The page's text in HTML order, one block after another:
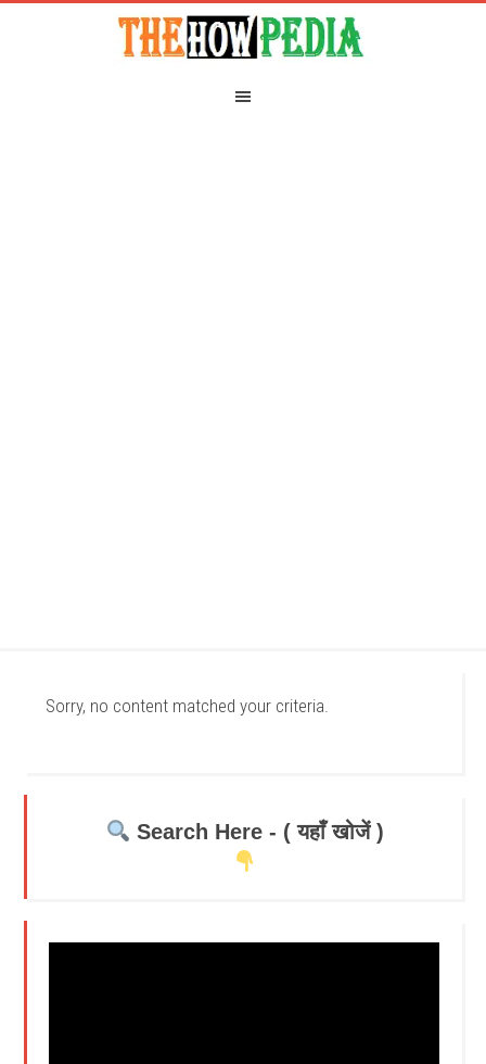
Sorry, no content matched your criteria.
Search Here - ( यहाँ खोजें )